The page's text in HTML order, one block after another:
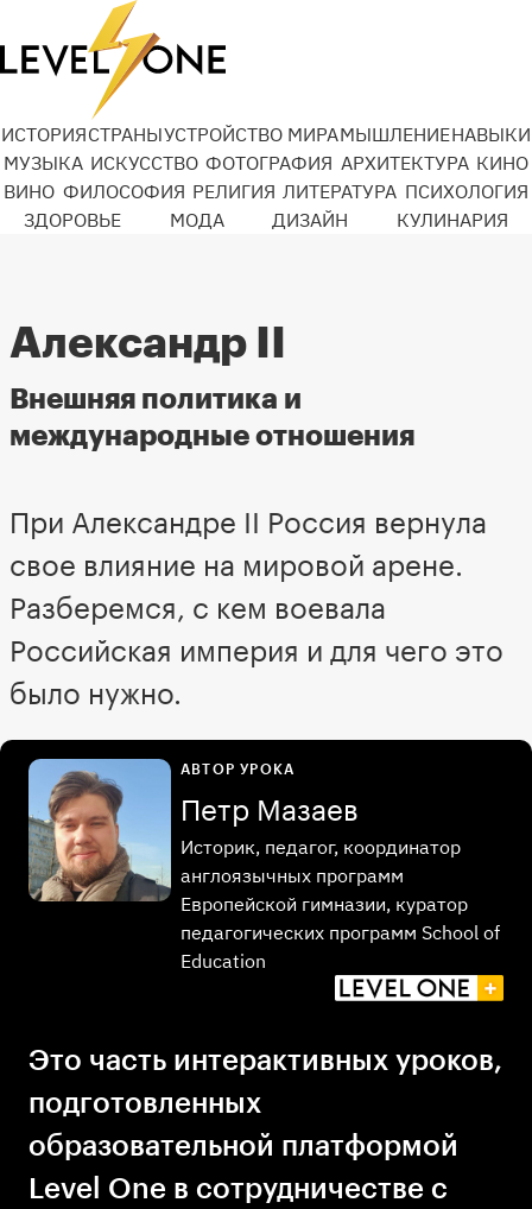
ИСТОРИЯСТРАНЫУСТРОЙСТВО МИРАМЫШЛЕНИЕНАВЫКИ
МУЗЫКА ИСКУССТВО ФОТОГРАФИЯ АРХИТЕКТУРА КИНО
ВИНО ФИЛОСОФИЯ РЕЛИГИЯ ЛИТЕРАТУРА ПСИХОЛОГИЯ
ЗДОРОВЬЕ
МОДА ДИЗАЙН КУЛИНАРИЯ
Александр II
Внешняя политика и
международные отношения
При Александре II Россия вернула
свое влияние на мировой арене.
Разберемся, с кем воевала
Российская империя и для чего это
было нужно.
Это часть интерактивных уроков,
подготовленных
образовательной платформой
Level One в сотрудничестве с
АВТОР УРОКА
Петр Мазаев
Историк, педагог, координатор
англоязычных программ
Европейской гимназии, куратор
педагогических программ School of
Education